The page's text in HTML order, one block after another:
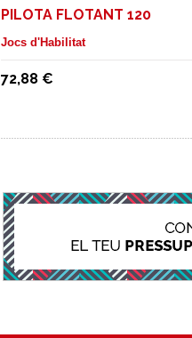
PILOTA FLOTANT 120
Jocs d'Habilitat
72,88 €